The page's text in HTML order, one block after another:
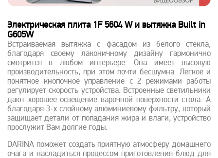
Электрическая плита 1F 5604 W и вытяжка Built in
G605W
Встраиваемая вытяжка с фасадом из белого стекла,
благодаря своему лаконичному дизайну гармонично
смотрится в любом интерьере. Она имеет высокую
производительность, при этом почти бесшумна. Легкое и
понятное кнопочное управление с 2 режимами работы
регулирует скорость устройства. Встроенные светильники
дают хорошее освещение варочной поверхности стола. А
благодаря 3-х слойному алюминиевому фильтру, который
защищает детали от попадания жира и влаги, устройство
прослужит Вам долгие годы.
DARINA поможет создать приятную атмосферу домашнего
очага и насладиться процессом приготовления блюд для